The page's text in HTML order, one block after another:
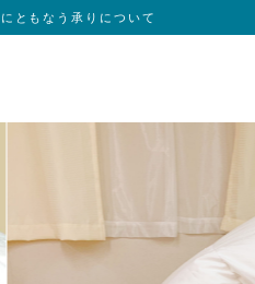
ともなう承りについて